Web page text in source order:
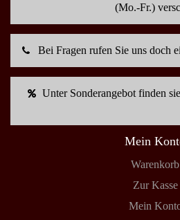
(Mo.-Fr.)
Bei Fragen rufen Sie uns doch
Unter Sonderangebot finden
Mein
Warenkorb
Zur Kasse
Mein